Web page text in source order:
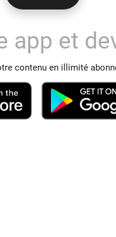
app et
contenu en illimité